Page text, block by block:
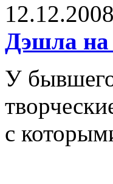
12.12.2008
Дэшла
У
с